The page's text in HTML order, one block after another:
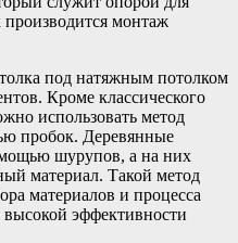
монтаж
под натяжным потолком
Кроме классического
использовать метод
пробок. Деревянные
шурупов, а на них
материал. Такой метод
материалов и процесса
высокой эффективности